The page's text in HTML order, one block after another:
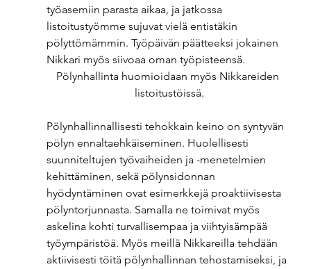
työasemiin parasta aikaa, ja jatkossa
listoitustyömme sujuvat vielä entistäkin
pölyttömämmin. Työpäivän päätteeksi jokainen
Nikkari myös siivoaa oman työpisteensä.
Pölynhallinta huomioidaan myös Nikkareiden
listoitustöissä.
Pölynhallinnallisesti tehokkain keino on syntyvän
pölyn ennaltaehkäiseminen. Huolellisesti
suunniteltujen työvaiheiden ja -menetelmien
kehittäminen, sekä pölynsidonnan
hyödyntäminen ovat esimerkkejä proaktiivisesta
pölyntorjunnasta. Samalla ne toimivat myös
askelina kohti turvallisempaa ja viihtyisämpää
työympäristöä. Myös meillä Nikkareilla tehdään
aktiivisesti töitä pölynhallinnan tehostamiseksi, ja